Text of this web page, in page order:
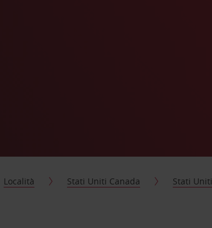
Località Stati Uniti Canada Stati Uniti